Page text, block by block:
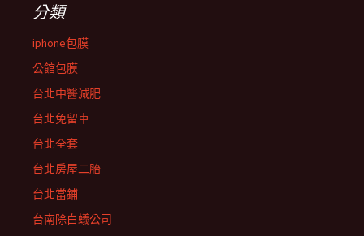
分類
iphone包膜
公館包膜
台北中醫減肥
台北免留車
台北全套
台北房屋二胎
台北當鋪
台南除白蟻公司